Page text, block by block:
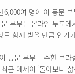
6,000여 명이 이 동문
부부는 온라인 투표에
도 함께 받을 만큼 인기
동문 부부는 주한 브라
근 에세이 ‘돌아보니 삶